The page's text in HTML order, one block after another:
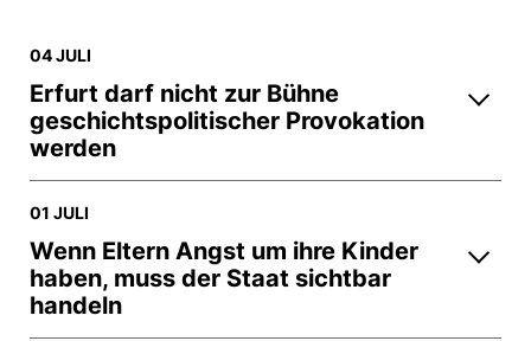
04 JULI
Erfurt darf nicht zur Bühne
geschichtspolitischer Provokation
werden
01 JULI
Wenn Eltern Angst um ihre Kinder
haben, muss der Staat sichtbar
handeln